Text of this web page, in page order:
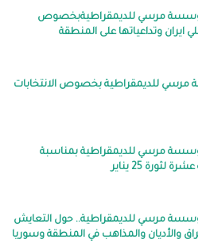
مرسي للديمقراطيةبخصوص
ايران وتداعياتها على المنطقة
للديمقراطية بخصوص الانتخابات
مرسي للديمقراطية بمناسبة
25 يناير
مرسي للديمقراطية.. حول التعايش
والأديان والمذاهب في المنطقة وسوريا